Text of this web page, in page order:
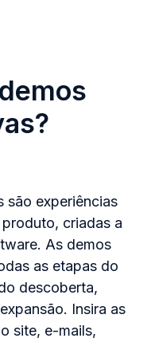
são experiências
criadas a
As demos
as etapas do
descoberta,
Insira as
site, e-mails,